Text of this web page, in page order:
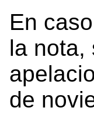
En
la nota,
de